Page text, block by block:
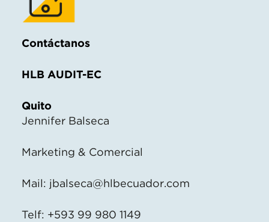
Contáctanos
HLB AUDIT-EC
Quito
Jennifer Balseca
Marketing & Comercial
Mail: jbalseca@hlbecuador.com
Telf: +593 99 980 1149